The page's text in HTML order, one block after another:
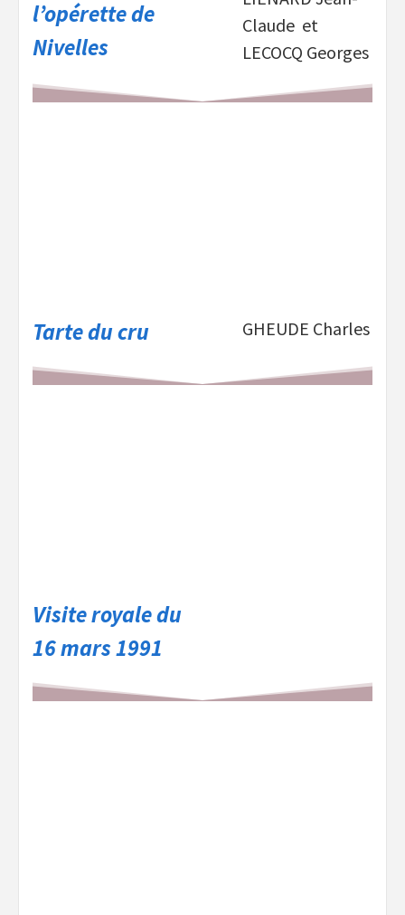
l’opérette de
Nivelles
Claude et
LECOCQ Georges
Tarte du cru GHEUDE Charles
Visite royale du
16 mars 1991